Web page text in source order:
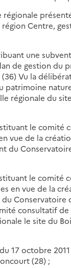
Centre,
une
de gestion du
Vu la
patrimoine
régionale du
le
vue de la
du
le
en vue de la
consultatif
le site du
17 octobre
(28) ;